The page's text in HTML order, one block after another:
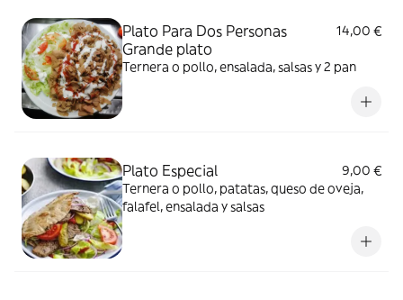
Plato Para Dos Personas
Grande plato
14,00 €
Ternera o pollo, ensalada, salsas y 2 pan
Plato Especial
9,00 €
Ternera o pollo, patatas, queso de oveja,
falafel, ensalada y salsas